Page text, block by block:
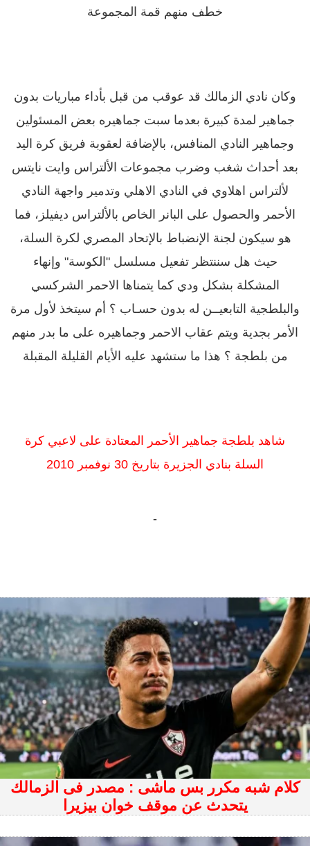
خطف منهم قمة المجموعة
وكان نادي الزمالك قد عوقب من قبل بأداء مباريات بدون
جماهير لمدة كبيرة بعدما سبت جماهيره بعض المسئولين
وجماهير النادي المنافس، بالإضافة لعقوبة فريق كرة اليد
بعد أحداث شغب وضرب مجموعات الألتراس وايت نايتس
لألتراس اهلاوي في النادي الاهلي وتدمير واجهة النادي
الأحمر والحصول على البانر الخاص بالألتراس ديفيلز، فما
هو سيكون لجنة الإنضباط بالإتحاد المصري لكرة السلة،
حيث هل سننتظر تفعيل مسلسل "الكوسة" وإنهاء
المشكلة بشكل ودي كما يتمناها الاحمر الشركسي
والبلطجية التابعيــن له بدون حسـاب ؟ أم سيتخذ لأول مرة
الأمر بجدية ويتم عقاب الاحمر وجماهيره على ما بدر منهم
من بلطجة ؟ هذا ما ستشهد عليه الأيام القليلة المقبلة
شاهد بلطجة جماهير الأحمر المعتادة على لاعبي كرة
السلة بنادي الجزيرة بتاريخ 30 نوفمبر 2010
-
كلام شبه مكرر بس ماشى : مصدر فى الزمالك
يتحدث عن موقف خوان بيزيرا